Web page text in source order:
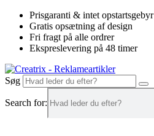
Videre
indhold
Prisgaranti & intet opstartsgebyr
Gratis opsætning af design
Fri fragt på alle ordrer
Ekspreslevering på 48 timer
Søg
Search for: